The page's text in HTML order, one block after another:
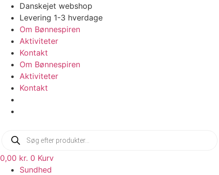
Videre
indhold
Danskejet webshop
Levering 1-3 hverdage
Om Bønnespiren
Aktiviteter
Kontakt
Om Bønnespiren
Aktiviteter
Kontakt
Products
search
0,00 kr. 0 Kurv
Sundhed